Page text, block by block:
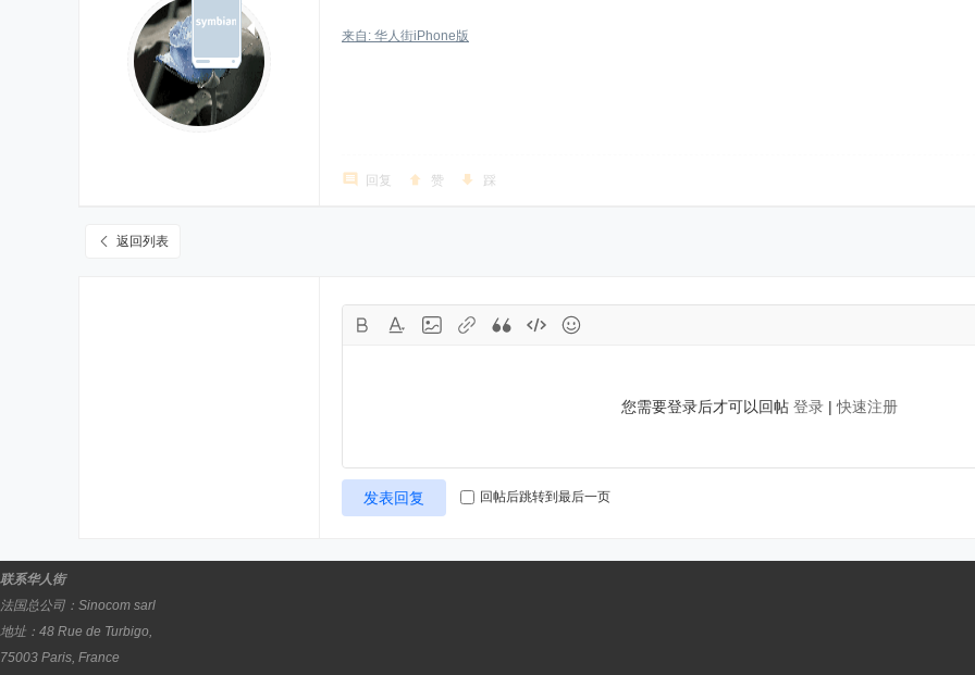
来自: 华人街iPhone版
回复 赞 踩
返回列表
您需要登录后才可以回帖 登录|快速注册
发表回复 回帖后跳转到最后一页
联系华人街
法国总公司： Sinocom sarl
地址： 48 Rue de Turbigo,
75003 Paris, France